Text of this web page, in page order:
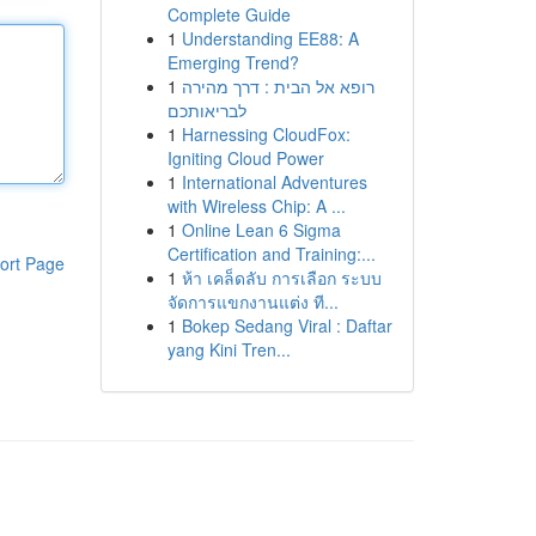
Page
Complete Guide
1 Understanding EE88: A
Emerging Trend?
1 רופא אל הבית : דרך מהירה
לבריאותכם
1 Harnessing CloudFox:
Igniting Cloud Power
1 International Adventures
with Wireless Chip: A ...
1 Online Lean 6 Sigma
Certification and Training:...
1 ห้า เคล็ดลับ การเลือก ระบบ
จัดการแขกงานแต่ง ที...
1 Bokep Sedang Viral : Daftar
yang Kini Tren...